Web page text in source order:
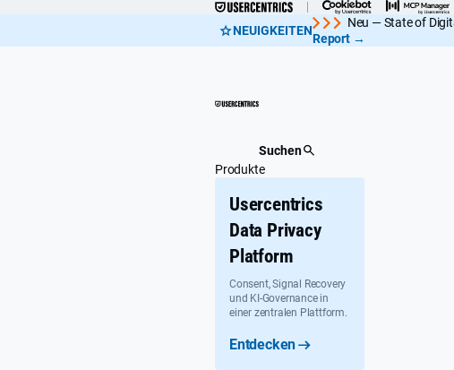
NEUIGKEITEN
Neu — State of
Report →
Suchen
Produkte
Usercentrics
Data Privacy
Platform
Consent, Signal Recovery
und KI-Governance in
einer zentralen Plattform.
Entdecken